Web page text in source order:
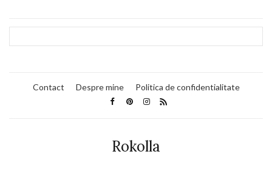
Contact Despre mine Politica de confidentialitate
Rokolla